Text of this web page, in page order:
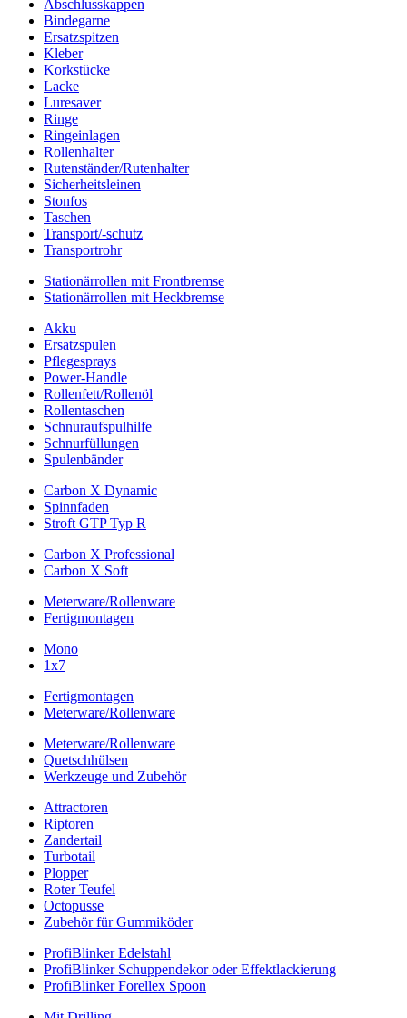
Abschlusskappen
Bindegarne
Ersatzspitzen
Kleber
Korkstücke
Lacke
Luresaver
Ringe
Ringeinlagen
Rollenhalter
Rutenständer/Rutenhalter
Sicherheitsleinen
Stonfos
Taschen
Transport/-schutz
Transportrohr
Stationärrollen mit Frontbremse
Stationärrollen mit Heckbremse
Akku
Ersatzspulen
Pflegesprays
Power-Handle
Rollenfett/Rollenöl
Rollentaschen
Schnuraufspulhilfe
Schnurfüllungen
Spulenbänder
Carbon X Dynamic
Spinnfaden
Stroft GTP Typ R
Carbon X Professional
Carbon X Soft
Meterware/Rollenware
Fertigmontagen
Mono
1x7
Fertigmontagen
Meterware/Rollenware
Meterware/Rollenware
Quetschhülsen
Werkzeuge und Zubehör
Attractoren
Riptoren
Zandertail
Turbotail
Plopper
Roter Teufel
Octopusse
Zubehör für Gummiköder
ProfiBlinker Edelstahl
ProfiBlinker Schuppendekor oder Effektlackierung
ProfiBlinker Forellex Spoon